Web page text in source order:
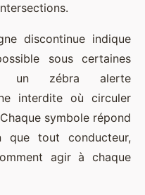
discontinue indique
sous certaines
un zébra alerte
interdite où circuler
symbole répond
tout conducteur,
agir à chaque